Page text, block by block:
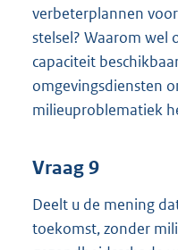
verbeterplannen
stelsel? Waarom wel
capaciteit
omgevingsdiensten
milieuproblematiek
Vraag 9
Deelt u de mening
toekomst, zonder